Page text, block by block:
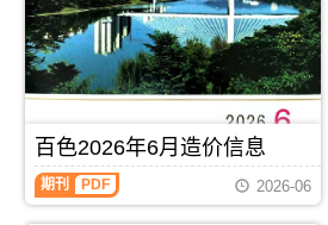
百色2026年6月造价信息
百
色
期刊 PDF 2026-06